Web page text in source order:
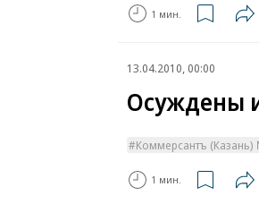
1 мин.
13.04.2010, 00:00
Осуждены
Коммерсантъ (Казань)
1 мин.